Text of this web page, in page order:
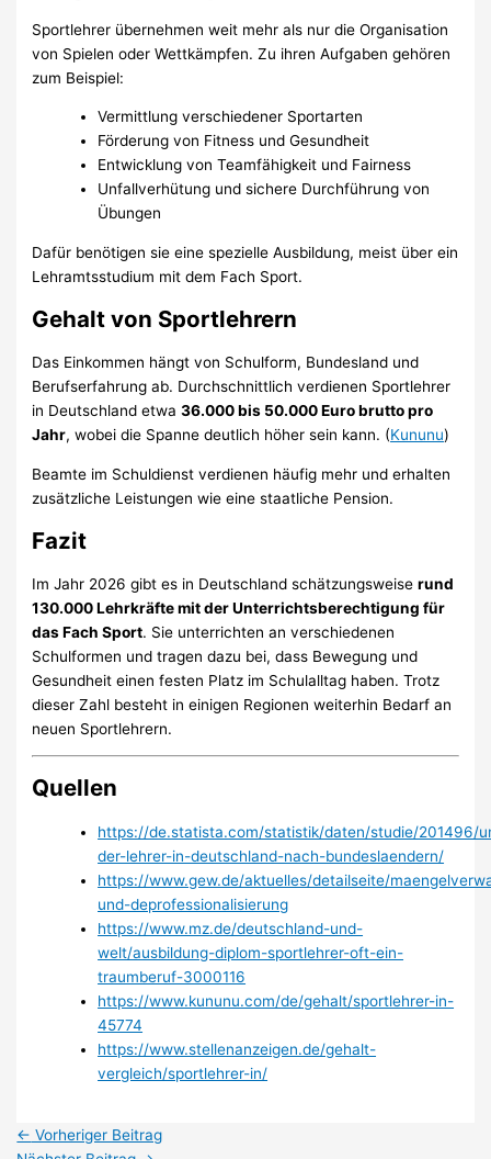
Sportlehrer übernehmen weit mehr als nur die Organisation
von Spielen oder Wettkämpfen. Zu ihren Aufgaben gehören
zum Beispiel:
Vermittlung verschiedener Sportarten
Förderung von Fitness und Gesundheit
Entwicklung von Teamfähigkeit und Fairness
Unfallverhütung und sichere Durchführung von
Übungen
Dafür benötigen sie eine spezielle Ausbildung, meist über ein
Lehramtsstudium mit dem Fach Sport.
Gehalt von Sportlehrern
Das Einkommen hängt von Schulform, Bundesland und
Berufserfahrung ab. Durchschnittlich verdienen Sportlehrer
in Deutschland etwa36.000 bis 50.000 Euro brutto pro
Jahr, wobei die Spanne deutlich höher sein kann. (Kununu)
Beamte im Schuldienst verdienen häufig mehr und erhalten
zusätzliche Leistungen wie eine staatliche Pension.
Fazit
Im Jahr 2026 gibt es in Deutschland schätzungsweiserund
130.000 Lehrkräfte mit der Unterrichtsberechtigung für
das Fach Sport. Sie unterrichten an verschiedenen
Schulformen und tragen dazu bei, dass Bewegung und
Gesundheit einen festen Platz im Schulalltag haben. Trotz
dieser Zahl besteht in einigen Regionen weiterhin Bedarf an
neuen Sportlehrern.
Quellen
https://de.statista.com/statistik/daten/studie/201496/
der-lehrer-in-deutschland-nach-bundeslaendern/
https://www.gew.de/aktuelles/detailseite/
und-deprofessionalisierung
https://www.mz.de/deutschland-und-
welt/ausbildung-diplom-sportlehrer-oft-ein-
traumberuf-3000116
https://www.kununu.com/de/gehalt/sportlehrer-in-
45774
https://www.stellenanzeigen.de/gehalt-
vergleich/sportlehrer-in/
← Vorheriger Beitrag